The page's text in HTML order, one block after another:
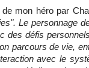
de mon héro par
Le personnage
des défis
parcours de vie,
avec le